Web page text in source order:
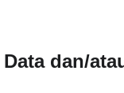
dan/